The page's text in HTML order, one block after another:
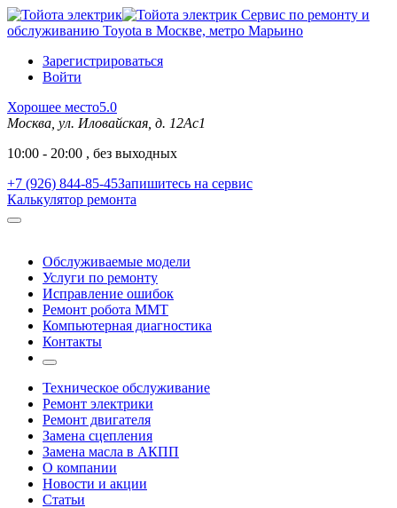
Сервис по ремонту и
обслуживанию Toyota в Москве, метро Марьино
Зарегистрироваться
Войти
Хорошее место5.0
Москва, ул. Иловайская, д. 12Ас1
10:00 - 20:00 , без выходных
+7 (926) 844-85-45Запишитесь на сервис
Калькулятор ремонта
Обслуживаемые модели
Услуги по ремонту
Исправление ошибок
Ремонт робота MMT
Компьютерная диагностика
Контакты
Техническое обслуживание
Ремонт электрики
Ремонт двигателя
Замена сцепления
Замена масла в АКПП
О компании
Новости и акции
Статьи